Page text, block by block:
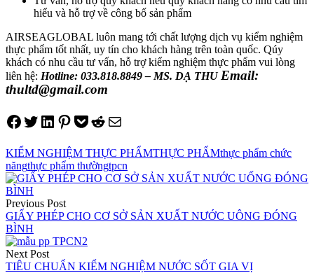
hiểu và hỗ trợ về công bố sản phẩm
AIRSEAGLOBAL luôn mang tới chất lượng dịch vụ kiểm nghiệm
thực phẩm tốt nhất, uy tín cho khách hàng trên toàn quốc. Qúy
khách có nhu cầu tư vấn, hỗ trợ kiểm nghiệm thực phẩm vui lòng
liên hệ: Hotline: 033.818.8849 – MS. DẠ THU Email:
thultd@gmail.com
Share on Facebook
Tweet on Twitter
Share on LinkedIn
Pin on Pinterest
Save to pocket
Share on Reddit
Share via Email
KIỂM NGHIỆM THỰC PHẨMTHỰC PHẨMthực phẩm chức
năngthực phẩm thườngtpcn
Điều
hướng
bài
viết
Previous Post
GIẤY PHÉP CHO CƠ SỞ SẢN XUẤT NƯỚC UÔNG ĐÓNG
BÌNH
Next Post
TIÊU CHUẨN KIỂM NGHIỆM NƯỚC SỐT GIA VỊ